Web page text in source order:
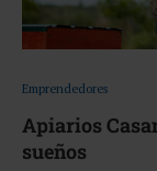
Emprendedores
Apiarios
sueños